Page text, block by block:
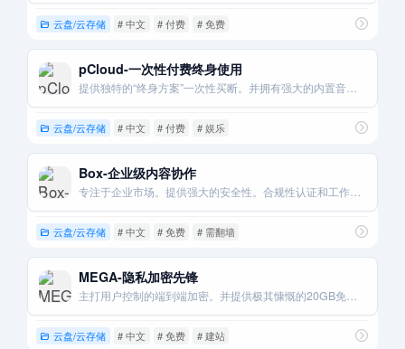
云盘/云存储 # 中文 # 付费 # 免费
pCloud-一次性付费终身使用
提供独特的“终身方案”一次性买断。并拥有强大的内置音视频播放功能。
云盘/云存储 # 中文 # 付费 # 娱乐
Box-企业级内容协作
专注于企业市场。提供强大的安全性。合规性认证和工作流程自动化功能。
云盘/云存储 # 中文 # 免费 # 需翻墙
MEGA-隐私加密先锋
主打用户控制的端到端加密。并提供极其慷慨的20GB免费存储空间。 [7, 8]
云盘/云存储 # 中文 # 免费 # 建站